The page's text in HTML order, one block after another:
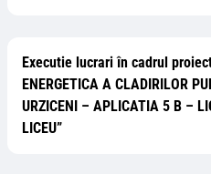
Executie lucrari în cadrul
ENERGETICA A CLADIRILOR
URZICENI – APLICATIA 5 B –
LICEU”